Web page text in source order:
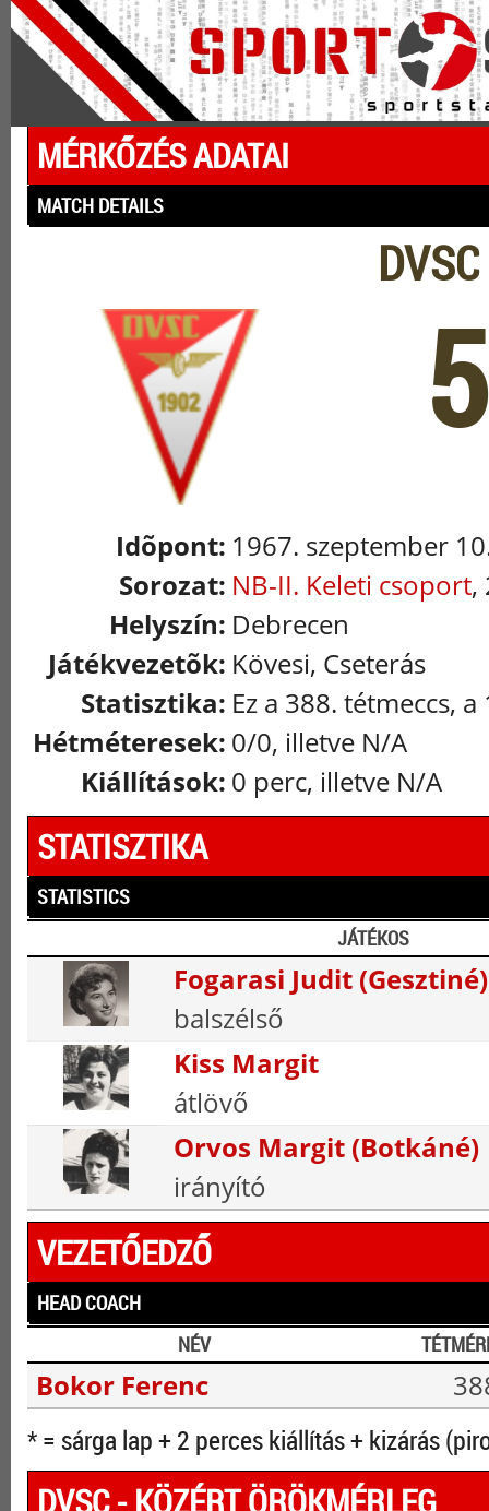
MÉRKŐZÉS ADATAI
MATCH DETAILS
Idõpont: 1967. szeptember
Sorozat: NB-II. Keleti csoport,
Helyszín: Debrecen
Játékvezetõk: Kövesi, Cseterás
Statisztika: Ez a 388. tétmeccs,
Hétméteresek: 0/0, illetve N/A
Kiállítások: 0 perc, illetve N/A
STATISZTIKA
STATISTICS
JÁTÉKOS
Fogarasi Judit (Gesztiné)
balszélső
Kiss Margit
átlövő
Orvos Margit (Botkáné)
irányító
VEZETŐEDZŐ
HEAD COACH
NÉV
Bokor Ferenc
* = sárga lap + 2 perces kiállítás + kizárás
DVSC - KÖZÉRT ÖRÖKMÉRLEG